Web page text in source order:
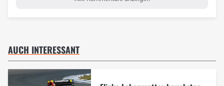
AUCH INTERESSANT